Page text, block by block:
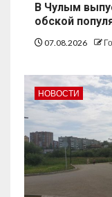
В Чулым
обской
07.08.2026
НОВОСТИ